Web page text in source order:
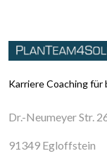
Karriere Coaching
Dr.-Neumeyer Str.
91349 Egloffstein